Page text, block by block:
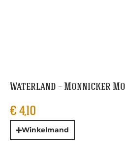
Waterland – Monnicker
€ 4,10
Winkelmand